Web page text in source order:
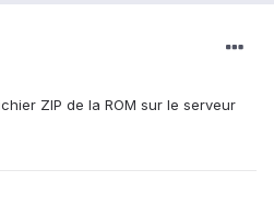
ZIP de la ROM sur le serveur